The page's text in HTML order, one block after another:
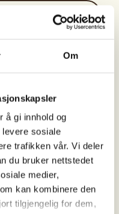
Om
å gi innhold og
sosiale
trafikken vår. Vi deler
du bruker nettstedet
medier,
kan kombinere den
tilgjengelig for dem,